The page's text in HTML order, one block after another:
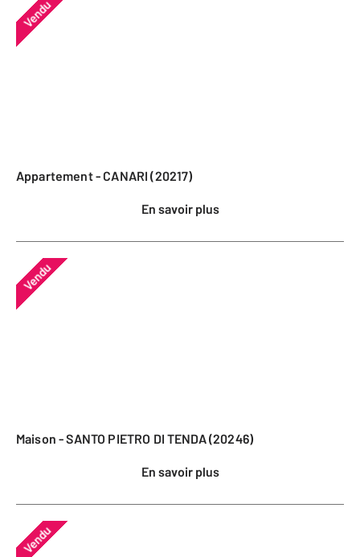
Vendu
Appartement - CANARI (20217)
En savoir plus
Vendu
Maison - SANTO PIETRO DI TENDA (20246)
En savoir plus
Vendu